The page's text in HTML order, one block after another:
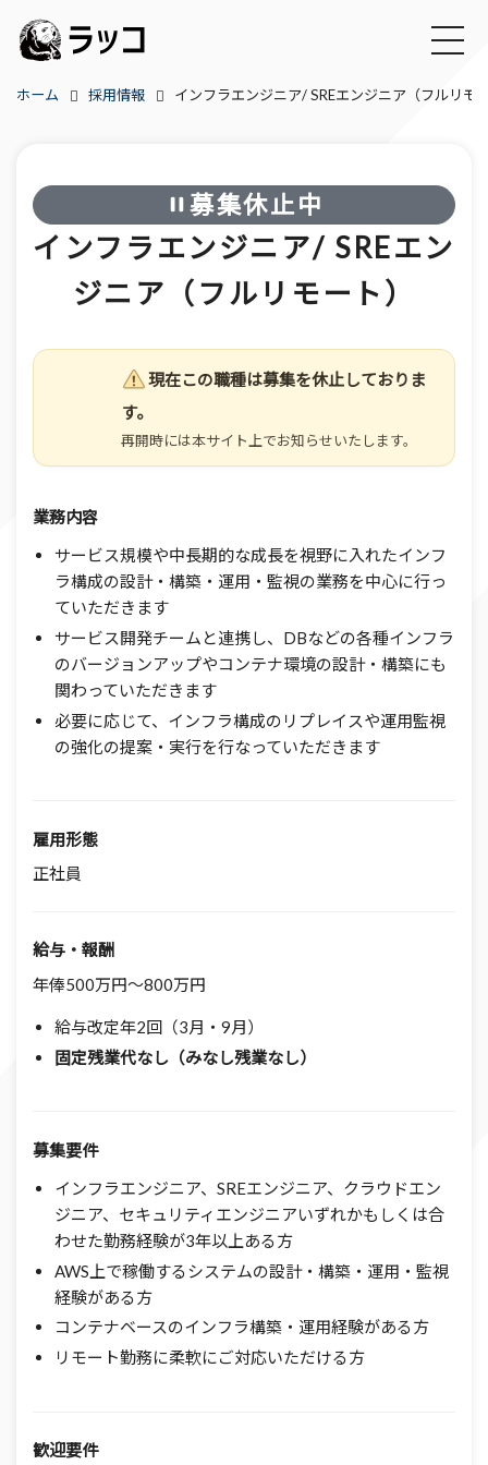
ホーム 採用情報 インフラエンジニア/ SREエンジニア（フルリモ
募集休止中
インフラエンジニア/ SREエン
ジニア（フルリモート）
現在この職種は募集を休止しておりま
す。
再開時には本サイト上でお知らせいたします。
業務内容
サービス規模や中長期的な成長を視野に入れたインフ
ラ構成の設計・構築・運用・監視の業務を中心に行っ
ていただきます
サービス開発チームと連携し、DBなどの各種インフラ
のバージョンアップやコンテナ環境の設計・構築にも
関わっていただきます
必要に応じて、インフラ構成のリプレイスや運用監視
の強化の提案・実行を行なっていただきます
雇用形態
正社員
給与・報酬
年俸500万円～800万円
給与改定年2回（3月・9月）
固定残業代なし（みなし残業なし）
募集要件
インフラエンジニア、SREエンジニア、クラウドエン
ジニア、セキュリティエンジニアいずれかもしくは合
わせた勤務経験が3年以上ある方
AWS上で稼働するシステムの設計・構築・運用・監視
経験がある方
コンテナベースのインフラ構築・運用経験がある方
リモート勤務に柔軟にご対応いただける方
歓迎要件